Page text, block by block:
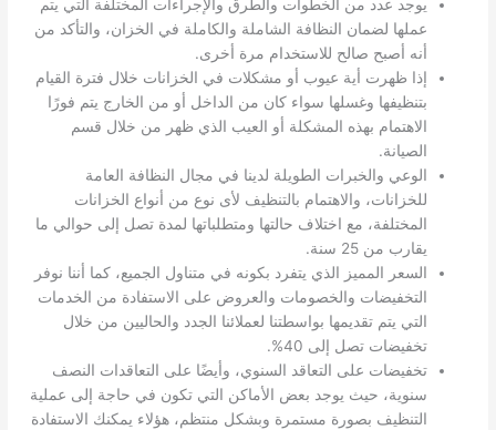
يوجد عدد من الخطوات والطرق والإجراءات المختلفة التي يتم
عملها لضمان النظافة الشاملة والكاملة في الخزان، والتأكد من
أنه أصبح صالح للاستخدام مرة أخرى.
إذا ظهرت أية عيوب أو مشكلات في الخزانات خلال فترة القيام
بتنظيفها وغسلها سواء كان من الداخل أو من الخارج يتم فورًا
الاهتمام بهذه المشكلة أو العيب الذي ظهر من خلال قسم
الصيانة.
الوعي والخبرات الطويلة لدينا في مجال النظافة العامة
للخزانات، والاهتمام بالتنظيف لأى نوع من أنواع الخزانات
المختلفة، مع اختلاف حالتها ومتطلباتها لمدة تصل إلى حوالي ما
يقارب من 25 سنة.
السعر المميز الذي يتفرد بكونه في متناول الجميع، كما أننا نوفر
التخفيضات والخصومات والعروض على الاستفادة من الخدمات
التي يتم تقديمها بواسطتنا لعملائنا الجدد والحاليين من خلال
تخفيضات تصل إلى 40%.
تخفيضات على التعاقد السنوي، وأيضًا على التعاقدات النصف
سنوية، حيث يوجد بعض الأماكن التي تكون في حاجة إلى عملية
التنظيف بصورة مستمرة وبشكل منتظم، هؤلاء يمكنك الاستفادة